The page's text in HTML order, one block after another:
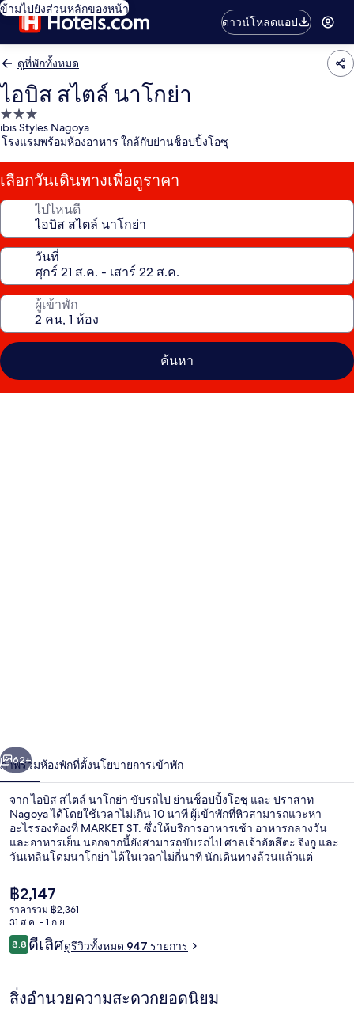
ข้ามไปยังส่วนหลักของหน้า
ดาวน์โหลดแอป
ดูที่พักทั้งหมด
ไอบิส สไตล์ นาโกย่า
ที่พัก
3.0
ibis Styles Nagoya
โรงแรมพร้อมห้องอาหาร ใกล้กับย่านช็อปปิ้งโอซุ
เลือกวันเดินทางเพื่อดูราคา
ไปไหนดี
วันที่
ผู้เข้าพัก
ค้นหา
โก
ย่า
า
ถัดไป
62+
ภาพรวมห้องพักที่ตั้งนโยบายการเข้าพัก
จาก ไอบิส สไตล์ นาโกย่า ขับรถไป ย่านช็อปปิ้งโอซุ และ ปราสาท
Nagoya ได้โดยใช้เวลาไม่เกิน 10 นาที ผู้เข้าพักที่หิวสามารถแวะหา
อะไรรองท้องที่ MARKET ST. ซึ่งให้บริการอาหารเช้า อาหารกลางวัน
และอาหารเย็น นอกจากนี้ยังสามารถขับรถไป ศาลเจ้าอัตสึตะ จิงกู และ
วันเทลินโดมนาโกย่า ได้ในเวลาไม่กี่นาที นักเดินทางล้วนแล้วแต่
Kokusai Center และ 8 นาทีถึง สถานีไมเอะเท็ตสุ นาโงย่า
ราคา
ปัจจุบัน
฿2,147
฿2,147
ราคารวม ฿2,361
31 ส.ค. - 1 ก.ย.
รีวิว
8.88.8 จาก 10
ดีเลิศดูรีวิวทั้งหมด 947 รายการ
สิ่งอำนวยความสะดวกยอดนิยม